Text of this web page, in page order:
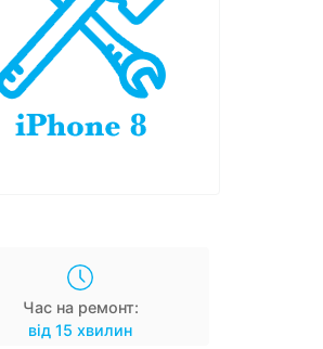
Час на ремонт:
від 15 хвилин